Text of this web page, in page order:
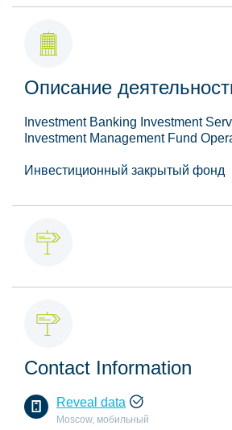
Описание
Investment Banking Investment
Investment Management Fund
Инвестиционный закрытый фонд
Contact Information
Reveal data
Moscow, мобильный